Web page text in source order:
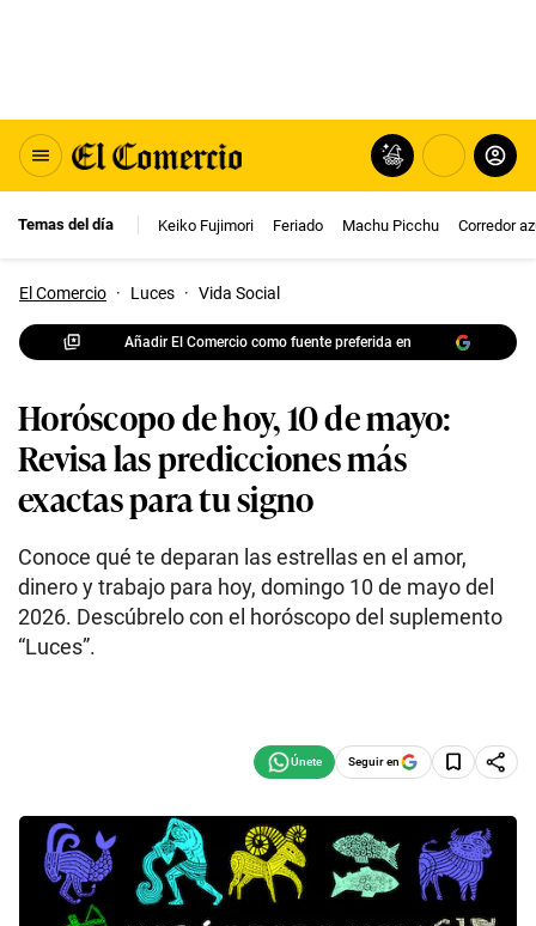
Temas del día Keiko Fujimori Feriado Machu Picchu Corredor
El Comercio · Luces · Vida Social
Añadir El Comercio como fuente preferida en
Horóscopo de hoy, 10 de mayo:
Revisa las predicciones más
exactas para tu signo
Conoce qué te deparan las estrellas en el amor,
dinero y trabajo para hoy, domingo 10 de mayo del
2026. Descúbrelo con el horóscopo del suplemento
“Luces”.
Seguir en